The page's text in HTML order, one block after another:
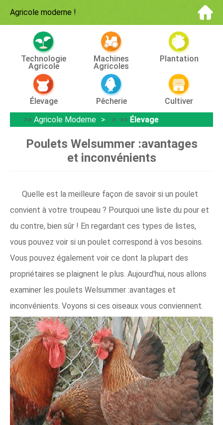
Agricole moderne !
Technologie
Agricole
Machines
Agricoles
Plantation
Élevage Pêcherie
Cultiver
>> Agricole Moderne > >> Élevage
Poulets Welsummer :avantages
et inconvénients
Quelle est la meilleure façon de savoir si un poulet
convient à votre troupeau ? Pourquoi une liste du pour et
du contre, bien sûr ! En regardant ces types de listes,
vous pouvez voir si un poulet correspond à vos besoins.
Vous pouvez également voir ce dont la plupart des
propriétaires se plaignent le plus. Aujourd'hui, nous allons
examiner les poulets Welsummer :avantages et
inconvénients. Voyons si ces oiseaux vous conviennent.